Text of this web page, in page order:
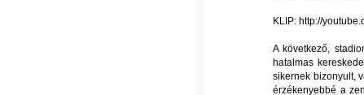
KLIP: http://
A következő,
hatalmas
sikernek bizonyult,
érzékenyebbé a